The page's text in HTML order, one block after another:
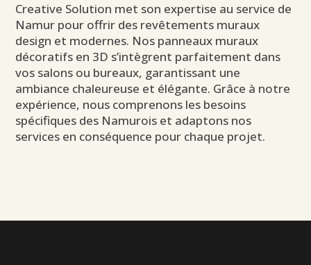
Creative Solution met son expertise au service de
Namur pour offrir des revêtements muraux
design et modernes. Nos panneaux muraux
décoratifs en 3D s’intègrent parfaitement dans
vos salons ou bureaux, garantissant une
ambiance chaleureuse et élégante. Grâce à notre
expérience, nous comprenons les besoins
spécifiques des Namurois et adaptons nos
services en conséquence pour chaque projet.